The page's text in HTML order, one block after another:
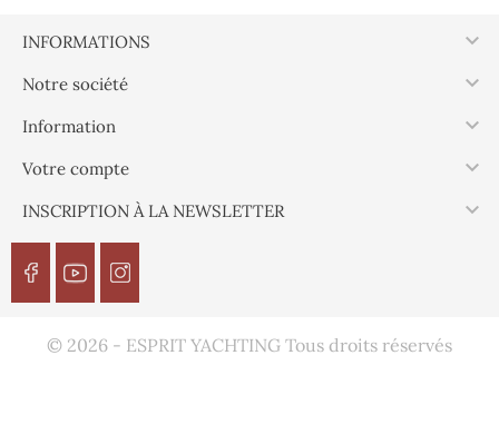
INFORMATIONS 
Notre société 
Information 
Votre compte 
INSCRIPTION À LA NEWSLETTER 
© 2026 - ESPRIT YACHTING Tous droits réservés